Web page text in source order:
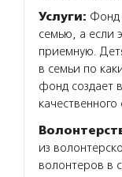
Услуги: Фонд
семью, а если
приемную.
в семьи по
фонд создает
из
волонтеров в